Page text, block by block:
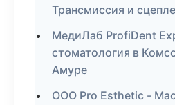
Трансмиссия и
МедиЛаб ProfiDent
стоматология в
Амуре
ООО Pro Esthetic -